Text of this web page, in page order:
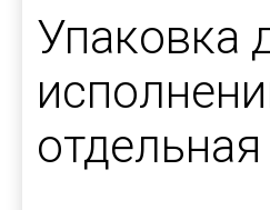
Упаковка